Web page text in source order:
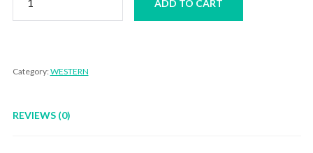
Chop
quantity
ADD TO CART
Category: WESTERN
REVIEWS (0)